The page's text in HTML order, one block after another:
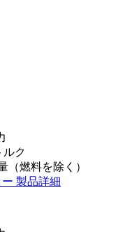
ルク
（燃料を除く）
製品詳細